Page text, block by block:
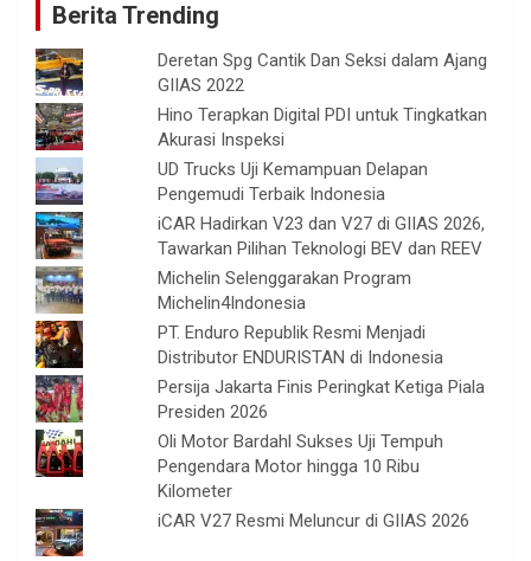
Berita Trending
Deretan Spg Cantik Dan Seksi dalam Ajang
GIIAS 2022
Hino Terapkan Digital PDI untuk Tingkatkan
Akurasi Inspeksi
UD Trucks Uji Kemampuan Delapan
Pengemudi Terbaik Indonesia
iCAR Hadirkan V23 dan V27 di GIIAS 2026,
Tawarkan Pilihan Teknologi BEV dan REEV
Michelin Selenggarakan Program
Michelin4Indonesia
PT. Enduro Republik Resmi Menjadi
Distributor ENDURISTAN di Indonesia
Persija Jakarta Finis Peringkat Ketiga Piala
Presiden 2026
Oli Motor Bardahl Sukses Uji Tempuh
Pengendara Motor hingga 10 Ribu
Kilometer
iCAR V27 Resmi Meluncur di GIIAS 2026